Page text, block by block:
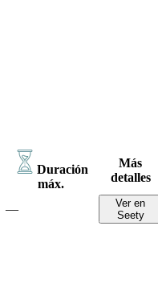
Duración
máx.
Más
detalles
—
Ver en
Seety